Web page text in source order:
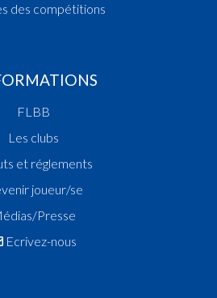
des compétitions
FLBB
Les clubs
et réglements
joueur/se
Presse
Ecrivez-nous